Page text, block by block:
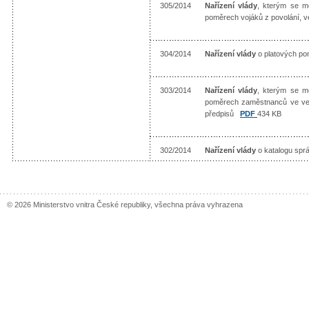
305/2014 Nařízení vlády , kterým se
poměrech vojáků z povolání,
304/2014 Nařízení vlády o platových
303/2014 Nařízení vlády , kterým se
poměrech zaměstnanců ve
předpisů PDF 434 KB
302/2014 Nařízení vlády o katalogu
© 2026 Ministerstvo vnitra České republiky, všechna práva vyhrazena